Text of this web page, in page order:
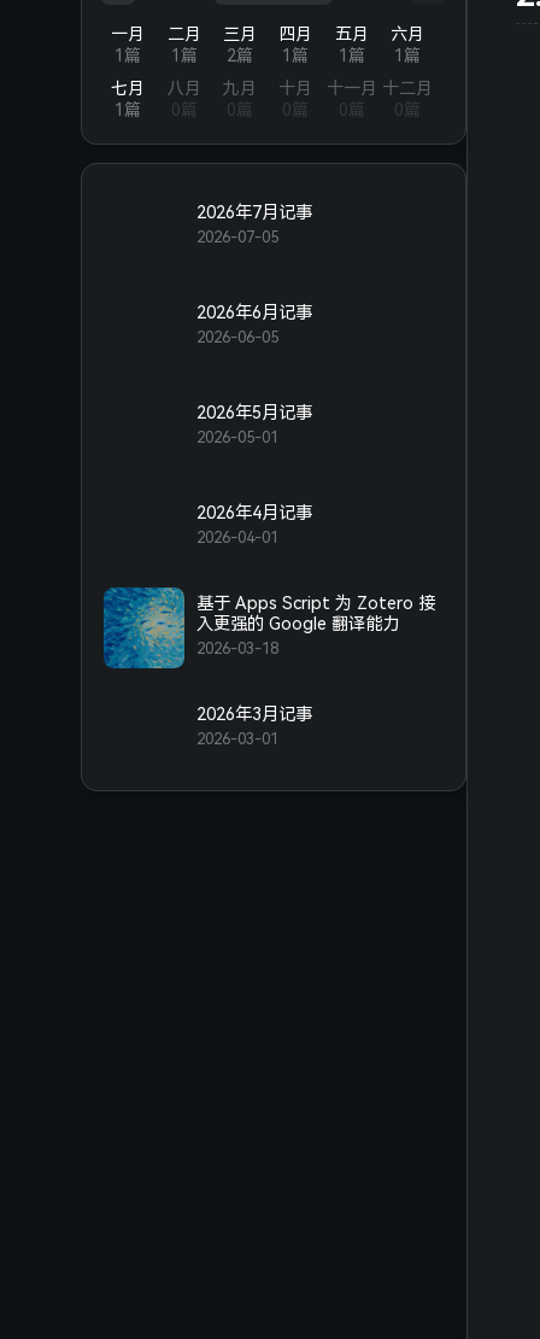
一月
1篇
二月
1篇
三月
2篇
四月
1篇
五月
1篇
六月
1篇
七月
1篇
八月
0篇
九月
0篇
十月
0篇
十一月
0篇
十二月
0篇
2026年7月记事
2026-07-05
2026年6月记事
2026-06-05
2026年5月记事
2026-05-01
2026年4月记事
2026-04-01
基于 Apps Script 为 Zotero 接
入更强的 Google 翻译能力
2026-03-18
2026年3月记事
2026-03-01